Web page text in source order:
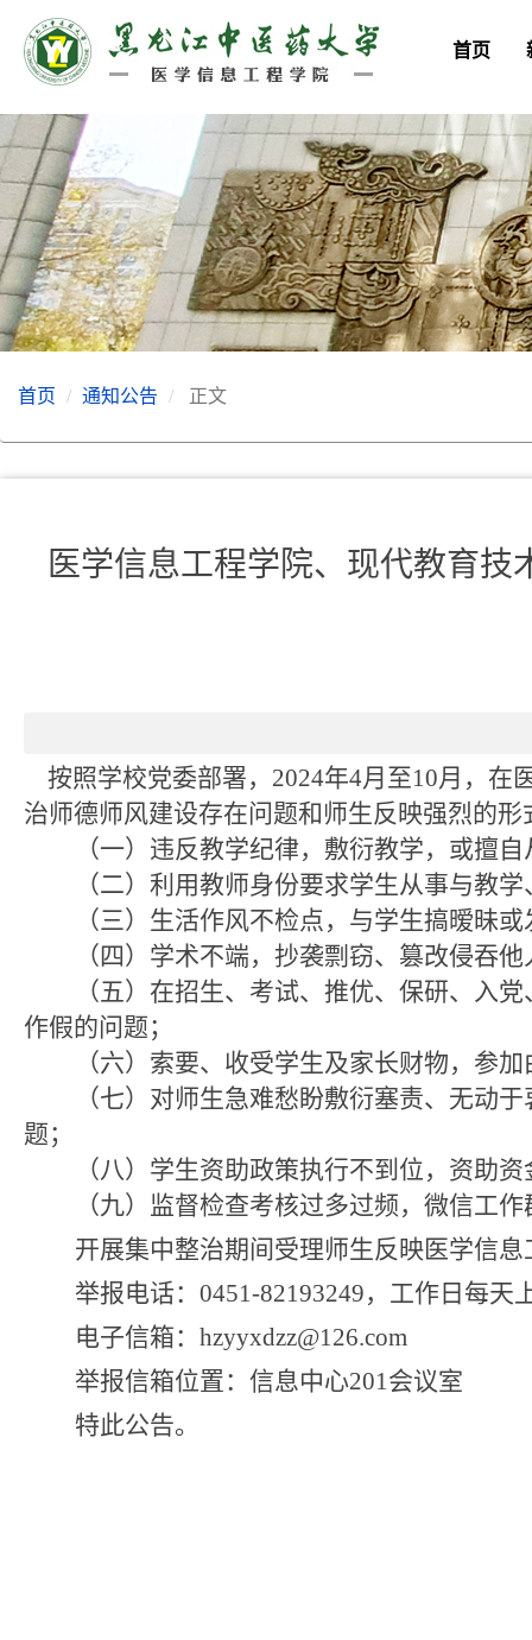
首页
首页 通知公告 正文
医学信息工程学院、现代教育
按照学校党委部署， 2024年4月至10月，在
治师德师风建设存在问题和师生反映强烈的
（一）违反教学纪律，敷衍教学，或擅
（二）利用教师身份要求学生从事与教
（三）生活作风不检点，与学生搞暧昧
（四）学术不端，抄袭剽窃、篡改侵吞
（五）在招生、考试、推优、保研、入
作假的问题；
（六）索要、收受学生及家长财物，参
（七）对师生急难愁盼敷衍塞责、无动
题；
（八）学生资助政策执行不到位，资助
（九）监督检查考核过多过频，微信工
开展集中整治期间受理师生反映医学信
举报电话： 0451-82193249，工作日每天
电子信箱： hzyyxdzz@126.com
举报信箱位置：信息中心201会议室
特此公告。